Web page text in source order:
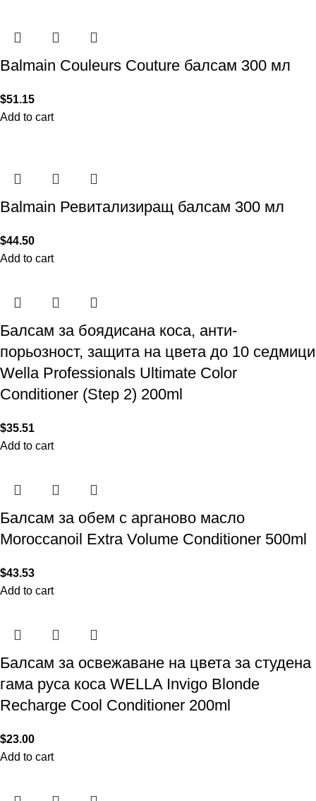
Balmain Couleurs Couture балсам 300 мл
$51.15
Add to cart
Balmain Ревитализиращ балсам 300 мл
$44.50
Add to cart
Балсам за боядисана коса, анти-
порьозност, защита на цвета до 10 седмици
Wella Professionals Ultimate Color
Conditioner (Step 2) 200ml
$35.51
Add to cart
Балсам за обем с арганово масло
Moroccanoil Extra Volume Conditioner 500ml
$43.53
Add to cart
Балсам за освежаване на цвета за студена
гама руса коса WELLA Invigo Blonde
Recharge Cool Conditioner 200ml
$23.00
Add to cart